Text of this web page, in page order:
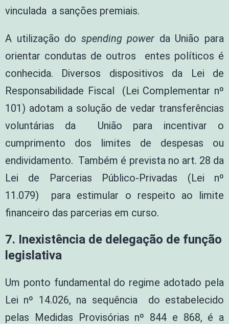
vinculada a sanções premiais.
A utilização do spending power da União para
orientar condutas de outros entes políticos é
conhecida. Diversos dispositivos da Lei de
Responsabilidade Fiscal (Lei Complementar nº
101) adotam a solução de vedar transferências
voluntárias da União para incentivar o
cumprimento dos limites de despesas ou
endividamento. Também é prevista no art. 28 da
Lei de Parcerias Público-Privadas (Lei nº
11.079) para estimular o respeito ao limite
financeiro das parcerias em curso.
7. Inexistência de delegação de função
legislativa
Um ponto fundamental do regime adotado pela
Lei nº 14.026, na sequência do estabelecido
pelas Medidas Provisórias nº 844 e 868, é a